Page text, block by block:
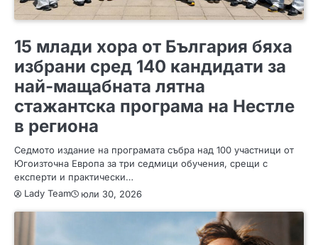
15 млади хора от България бяха
избрани сред 140 кандидати за
най-мащабната лятна
стажантска програма на Нестле
в региона
Седмото издание на програмата събра над 100 участници от
Югоизточна Европа за три седмици обучения, срещи с
експерти и практически…
Lady Team
юли 30, 2026